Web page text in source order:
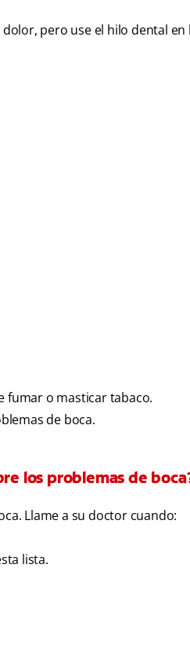
pero use el hilo dental
fumar o masticar tabaco.
de boca.
los problemas de
Llame a su doctor cuando:
lista.